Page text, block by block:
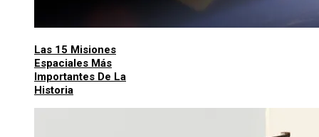
Las 15 Misiones
Espaciales Más
Importantes De La
Historia